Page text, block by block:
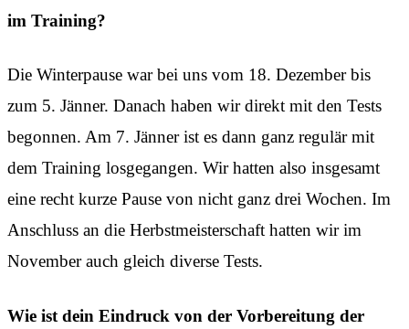
im Training?
Die Winterpause war bei uns vom 18. Dezember bis
zum 5. Jänner. Danach haben wir direkt mit den Tests
begonnen. Am 7. Jänner ist es dann ganz regulär mit
dem Training losgegangen. Wir hatten also insgesamt
eine recht kurze Pause von nicht ganz drei Wochen. Im
Anschluss an die Herbstmeisterschaft hatten wir im
November auch gleich diverse Tests.
Wie ist dein Eindruck von der Vorbereitung der